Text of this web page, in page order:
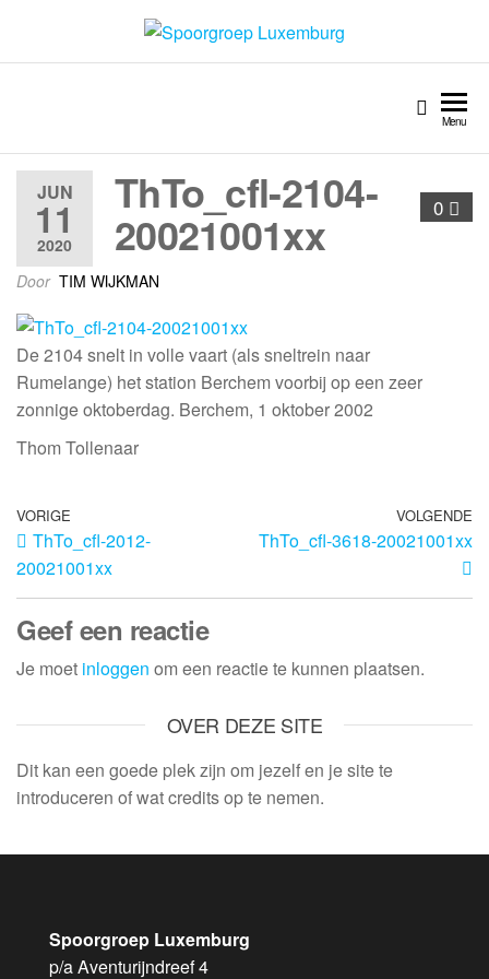
Spoorgroep Luxemburg
Menu
JUN
11
2020
0
ThTo_cfl-2104-
20021001xx
Door TIM WIJKMAN
De 2104 snelt in volle vaart (als sneltrein naar
Rumelange) het station Berchem voorbij op een zeer
zonnige oktoberdag. Berchem, 1 oktober 2002
Thom Tollenaar
VORIGE
ThTo_cfl-2012-
20021001xx
VOLGENDE
ThTo_cfl-3618-20021001xx
Geef een reactie
Je moet inloggen om een reactie te kunnen plaatsen.
OVER DEZE SITE
Dit kan een goede plek zijn om jezelf en je site te
introduceren of wat credits op te nemen.
Spoorgroep Luxemburg
p/a Aventurijndreef 4